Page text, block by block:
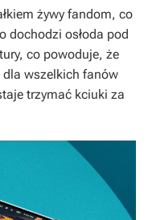
żywy fandom, co
dochodzi osłoda pod
co powoduje, że
dla wszelkich fanów
trzymać kciuki za